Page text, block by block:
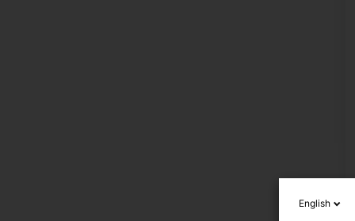
English